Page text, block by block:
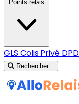
GLS Colis Privé DPD
Rechercher...